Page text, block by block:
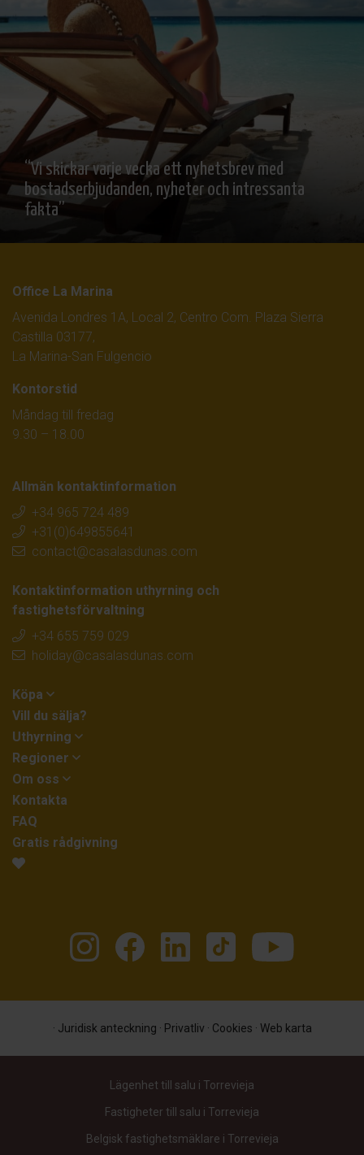
“Vi skickar varje vecka ett nyhetsbrev med
bostadserbjudanden, nyheter och intressanta
fakta”
Office La Marina
Avenida Londres 1A, Local 2, Centro Com. Plaza Sierra
Castilla 03177,
La Marina-San Fulgencio
Kontorstid
Måndag till fredag
9.30 – 18.00
Allmän kontaktinformation
+34 965 724 489
+31(0)649855641
contact@casalasdunas.com
Kontaktinformation uthyrning och
fastighetsförvaltning
+34 655 759 029
holiday@casalasdunas.com
Köpa
Vill du sälja?
Uthyrning
Regioner
Om oss
Kontakta
FAQ
Gratis rådgivning
· Juridisk anteckning · Privatliv · Cookies · Web karta
Lägenhet till salu i Torrevieja
Fastigheter till salu i Torrevieja
Belgisk fastighetsmäklare i Torrevieja